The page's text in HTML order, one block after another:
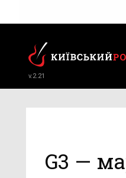
v.2.21
G3 —